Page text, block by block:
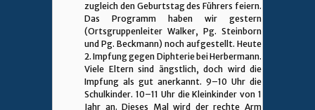
zugleich den Geburtstag des Führers feiern.
Das Programm haben wir gestern
(Ortsgruppenleiter Walker, Pg. Steinborn
und Pg. Beckmann) noch aufgestellt. Heute
2. Impfung gegen Diphterie bei Herbermann.
Viele Eltern sind ängstlich, doch wird die
Impfung als gut anerkannt. 9–10 Uhr die
Schulkinder. 10–11 Uhr die Kleinkinder von 1
Jahr an. Dieses Mal wird der rechte Arm